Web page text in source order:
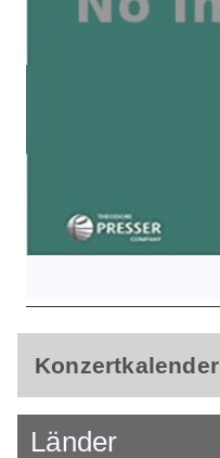
Konzertkalender
Länder